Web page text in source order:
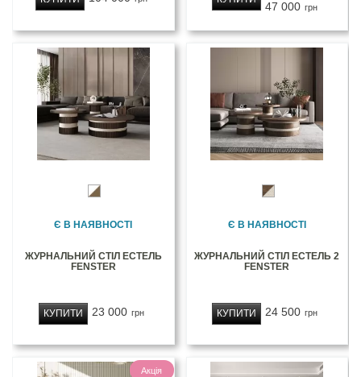
47 000 грн
Є В НАЯВНОСТІ
ЖУРНАЛЬНИЙ СТІЛ ЕСТЕЛЬ
FENSTER
23 000 грн
КУПИТИ
Є В НАЯВНОСТІ
ЖУРНАЛЬНИЙ СТІЛ ЕСТЕЛЬ 2
FENSTER
24 500 грн
КУПИТИ
Акція